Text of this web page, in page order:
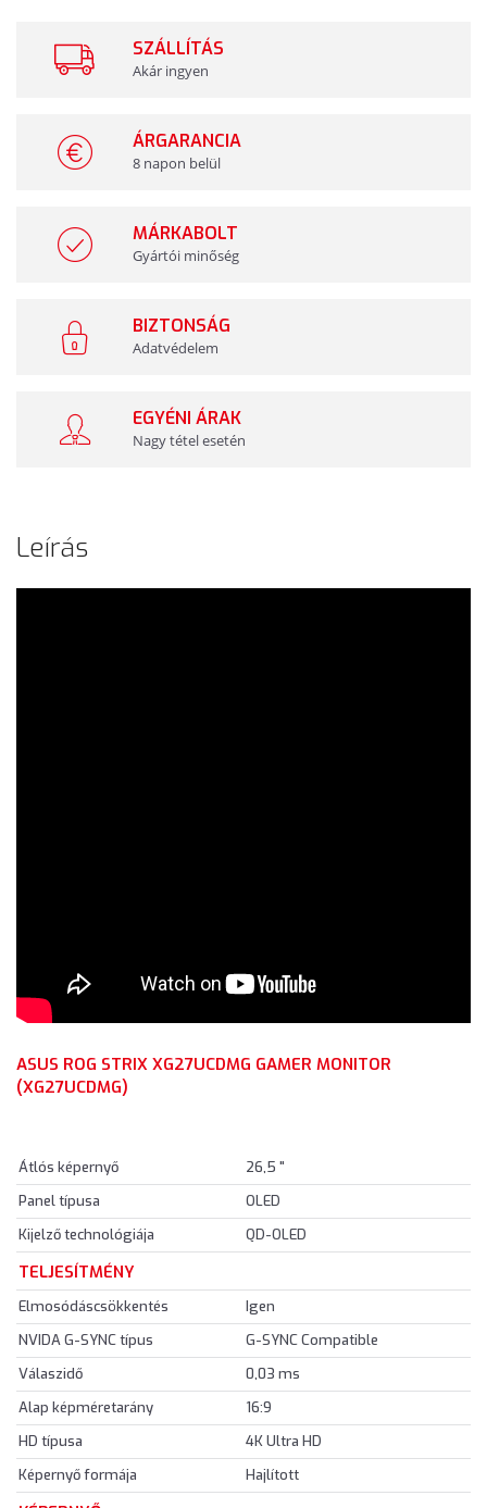
SZÁLLÍTÁS
Akár ingyen
ÁRGARANCIA
8 napon belül
MÁRKABOLT
Gyártói minőség
BIZTONSÁG
Adatvédelem
EGYÉNI ÁRAK
Nagy tétel esetén
Leírás
ASUS ROG STRIX XG27UCDMG GAMER MONITOR
(XG27UCDMG)
Átlós képernyő
26,5 "
Panel típusa
OLED
Kijelző technológiája
QD-OLED
TELJESÍTMÉNY
Elmosódáscsökkentés
Igen
NVIDA G-SYNC típus
G-SYNC Compatible
Válaszidő
0,03 ms
Alap képméretarány
16:9
HD típusa
4K Ultra HD
Képernyő formája
Hajlított